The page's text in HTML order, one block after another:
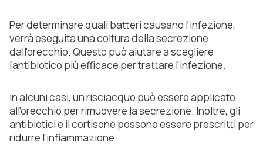
Per determinare quali batteri causano l'infezione,
verrà eseguita una coltura della secrezione
dall'orecchio. Questo può aiutare a scegliere
l'antibiotico più efficace per trattare l'infezione.
In alcuni casi, un risciacquo può essere applicato
all'orecchio per rimuovere la secrezione. Inoltre, gli
antibiotici e il cortisone possono essere prescritti per
ridurre l'infiammazione.